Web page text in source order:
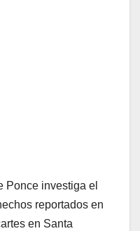
Ponce investiga el
reportados en
en Santa